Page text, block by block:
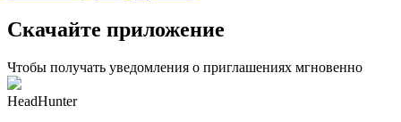
Скачайте приложение
Чтобы получать уведомления о приглашениях мгновенно
HeadHunter